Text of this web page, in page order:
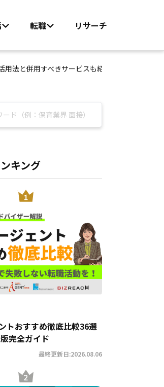
転職 リサーチ
法と併用すべきサービスも紹介
キング
トおすすめ徹底比較36選
完全ガイド
最終更新日:2026.08.06